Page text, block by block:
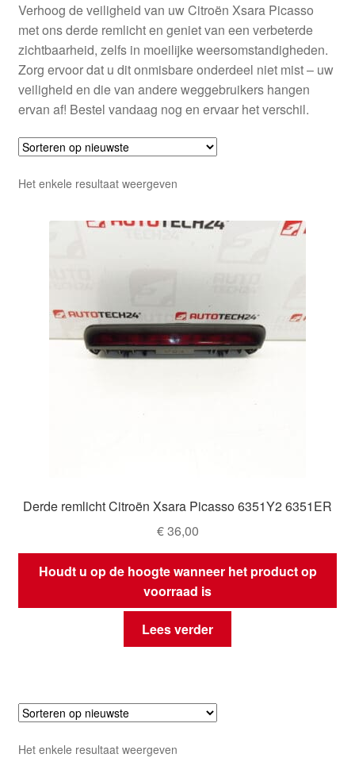
Wereldwijde verzending
Winkelwagen
Verhoog de veiligheid van uw Citroën Xsara Picasso
met ons derde remlicht en geniet van een verbeterde
zichtbaarheid, zelfs in moeilijke weersomstandigheden.
Zorg ervoor dat u dit onmisbare onderdeel niet mist – uw
veiligheid en die van andere weggebruikers hangen
ervan af! Bestel vandaag nog en ervaar het verschil.
Het enkele resultaat weergeven
Derde remlicht Citroën Xsara Picasso 6351Y2 6351ER
€36,00
Houdt u op de hoogte wanneer het product op
voorraad is
Lees verder
Het enkele resultaat weergeven